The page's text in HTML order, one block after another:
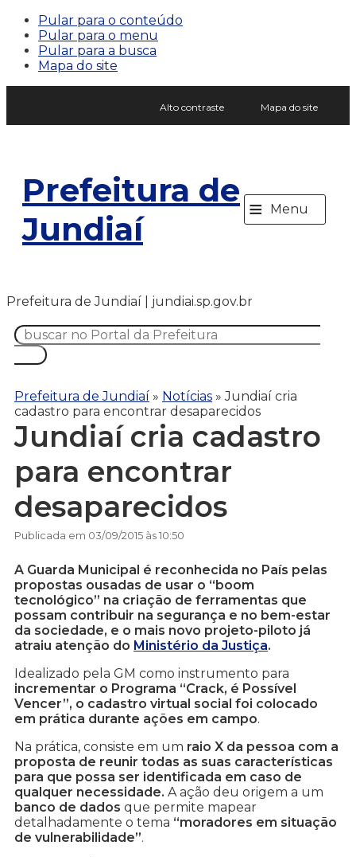
Pular para o conteúdo
Pular para o menu
Pular para a busca
Mapa do site
Alto contraste Mapa do site
Prefeitura de
Jundiaí
≡ Menu
Prefeitura de Jundiaí | jundiai.sp.gov.br
Prefeitura de Jundiaí » Notícias »Jundiaí cria
cadastro para encontrar desaparecidos
Jundiaí cria cadastro
para encontrar
desaparecidos
Publicada em 03/09/2015 às 10:50
A Guarda Municipal é reconhecida no País pelas
propostas ousadas de usar o “boom
tecnológico” na criação de ferramentas que
possam contribuir na segurança e no bem-estar
da sociedade, e o mais novo projeto-piloto já
atraiu atenção do Ministério da Justiça.
Idealizado pela GM como instrumento para
incrementar o Programa “Crack, é Possível
Vencer”, o cadastro virtual social foi colocado
em prática durante ações em campo.
Na prática, consiste em um raio X da pessoa com a
proposta de reunir todas as suas características
para que possa ser identificada em caso de
qualquer necessidade. A ação deu origem a um
banco de dados que permite mapear
detalhadamente o tema “moradores em situação
de vulnerabilidade”.